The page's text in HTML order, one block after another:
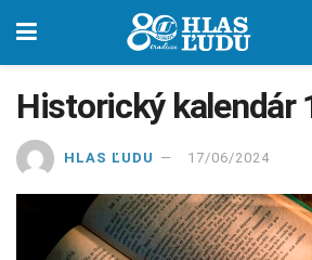
Historický kalendár
HLAS ĽUDU 17/06/2024